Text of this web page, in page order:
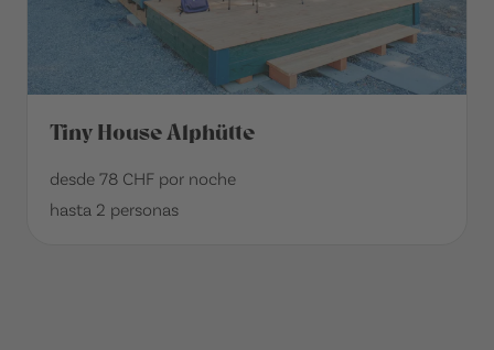
Tiny House Alphütte
desde 78 CHF por noche
hasta 2 personas